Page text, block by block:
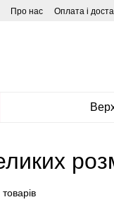
Про нас Оплата і